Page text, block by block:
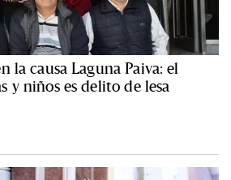
la causa Laguna Paiva: el
y niños es delito de lesa